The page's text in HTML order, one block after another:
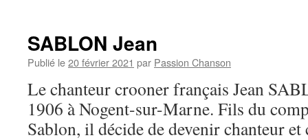
SABLON Jean
Publié le20 février 2021 par Passion Chanson
Le chanteur crooner français Jean
1906 à Nogent-sur-Marne. Fils du
Sablon, il décide de devenir chanteur et